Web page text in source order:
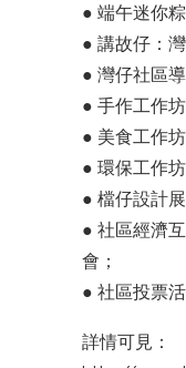
● 端午迷你粽
● 講故仔：
● 灣仔社區導
● 手作工作坊
● 美食工作坊
● 環保工作坊
● 檔仔設計展
● 社區經濟
會；
● 社區投票
詳情可見：